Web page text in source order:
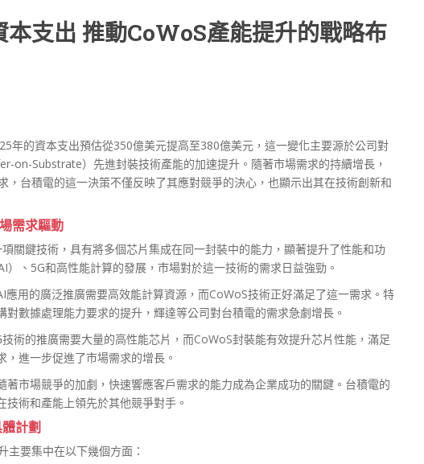
本支出 推動CoWoS產能提升的戰略布
年的資本支出預估從350億美元提高至380億美元，這一變化主要源於公司對
on-Substrate）先進封裝技術產能的加速提升。隨著市場需求的持續增長，
，台積電的這一決策不僅反映了其應對競爭的決心，也顯示出其在技術創新和
需求驅動
關鍵技術，具有將多個芯片集成在同一封裝中的能力，顯著提升了性能和功
）、5G和高性能計算的發展，市場對於這一技術的需求日益強勁。
應用的廣泛推廣需要高效能計算資源，而CoWoS技術正好滿足了這一需求。特
對數據處理能力要求的提升，輝達等公司對台積電的需求急劇增長。
技術的推廣需要大量的高性能芯片，而CoWoS封裝能有效提升芯片性能，滿足
，進一步促進了市場需求的增長。
著市場競爭的加劇，快速響應客戶需求的能力成為企業成功的關鍵。台積電的
技術和產能上領先於其他競爭對手。
計劃
主要集中在以下幾個方面：